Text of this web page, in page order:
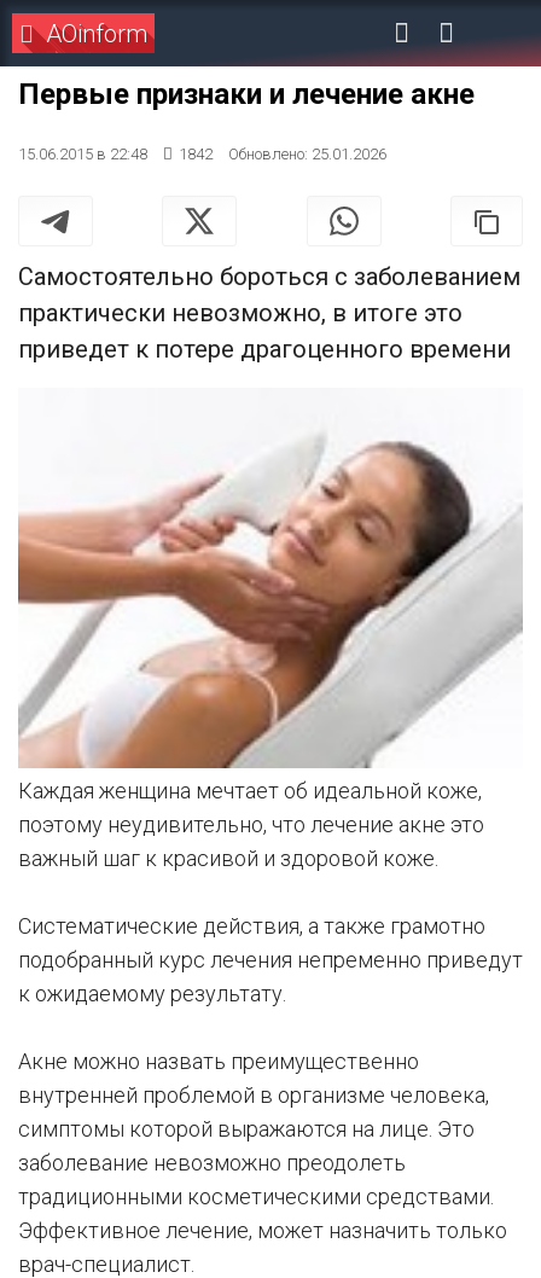
AOinform
Первые признаки и лечение акне
15.06.2015 в 22:48 1842 Обновлено: 25.01.2026
Самостоятельно бороться с заболеванием
практически невозможно, в итоге это
приведет к потере драгоценного времени
Каждая женщина мечтает об идеальной коже,
поэтому неудивительно, что лечение акне это
важный шаг к красивой и здоровой коже.
Систематические действия, а также грамотно
подобранный курс лечения непременно приведут
к ожидаемому результату.
Акне можно назвать преимущественно
внутренней проблемой в организме человека,
симптомы которой выражаются на лице. Это
заболевание невозможно преодолеть
традиционными косметическими средствами.
Эффективное лечение, может назначить только
врач-специалист.